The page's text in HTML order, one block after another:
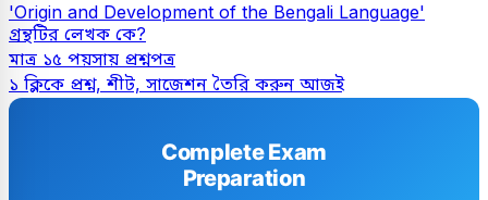
'Origin and Development of the Bengali Language'
গ্রন্থটির লেখক কে?
মাত্র ১৫ পয়সায় প্রশ্নপত্র
১ ক্লিকে প্রশ্ন, শীট, সাজেশন তৈরি করুন আজই
Complete Exam
Preparation